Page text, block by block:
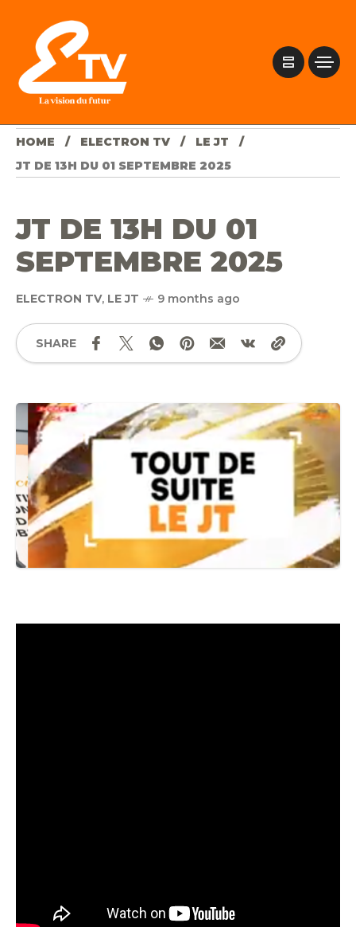
HOME ELECTRON TV
LE JT
JT DE 13H DU 01 SEPTEMBRE 2025
JT DE 13H DU 01
SEPTEMBRE 2025
ELECTRON TV, LE JT 9 months ago
SHARE